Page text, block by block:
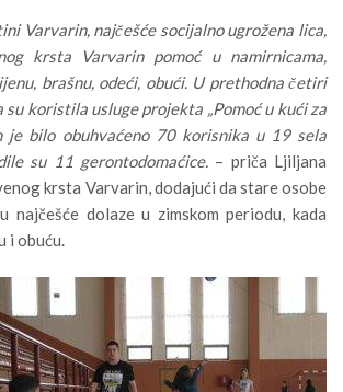
Varvarin, najčešće socijalno ugrožena lica,
krsta Varvarin pomoć u namirnicama,
brašnu, odeći, obući. U prethodna četiri
koristila usluge projekta „Pomoć u kući za
je bilo obuhvaćeno 70 korisnika u 19 sela
su 11 gerontodomaćice. – priča Ljiljana
krsta Varvarin, dodajući da stare osobe
najčešće dolaze u zimskom periodu, kada
i obuću.